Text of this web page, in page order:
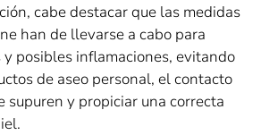
cabe destacar que las medidas
han de llevarse a cabo para
posibles inflamaciones, evitando
de aseo personal, el contacto
supuren y propiciar una correcta